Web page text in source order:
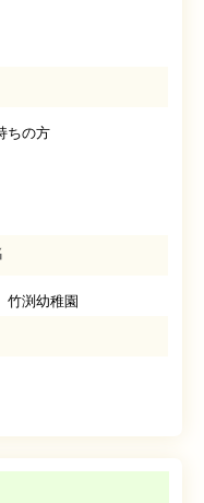
ちの方
渕幼稚園